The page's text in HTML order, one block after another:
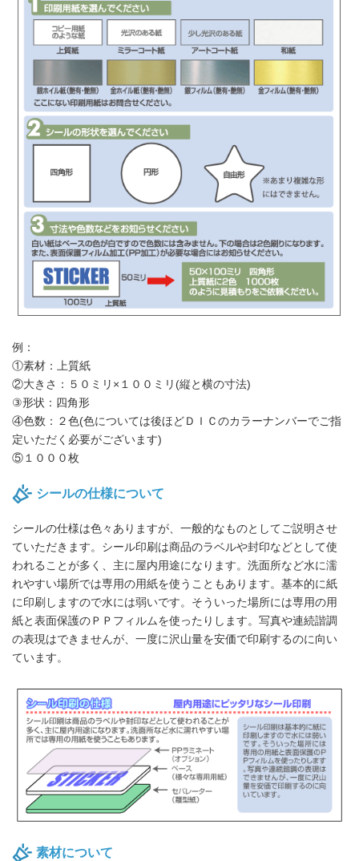
例：
①素材：上質紙
②大きさ：５０ミリ×１００ミリ(縦と横の寸法)
③形状：四角形
④色数：２色(色については後ほどＤＩＣのカラーナンバーでご指
定いただく必要がございます)
⑤１０００枚
シールの仕様について
シールの仕様は色々ありますが、一般的なものとしてご説明させ
ていただきます。シール印刷は商品のラベルや封印などとして使
われることが多く、主に屋内用途になります。洗面所など水に濡
れやすい場所では専用の用紙を使うこともあります。基本的に紙
に印刷しますので水には弱いです。そういった場所には専用の用
紙と表面保護のＰＰフィルムを使ったりします。写真や連続諧調
の表現はできませんが、一度に沢山量を安価で印刷するのに向い
ています。
素材について